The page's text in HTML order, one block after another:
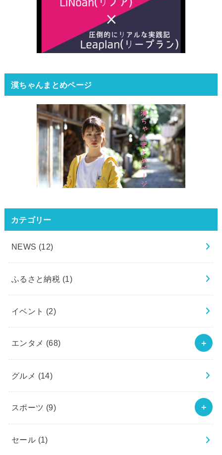
漠ちゃんまとめページ
カテゴリー
NEWS (12)
ふるさと納税 (1)
イベント (2)
エンタメ (68)
グルメ (14)
スポーツ (9)
セール (1)